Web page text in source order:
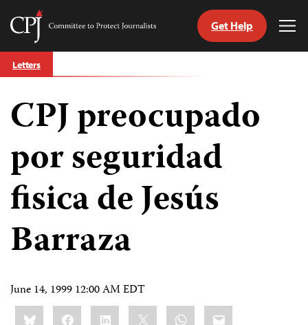
Skip
to
Committee
Journalists
Get Help
Letters
CPJ preocupado
por seguridad
fisica de Jesús
Barraza
June 14, 1999 12:00 AM EDT
Share
this:BlueskyFacebookLinkedIn WhatsApp
Email